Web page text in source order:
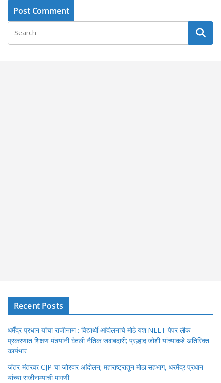
Recent Posts
धर्मेंद्र प्रधान यांचा राजीनामा : विद्यार्थी आंदोलनाचे मोठे यश NEET पेपर लीक
प्रकरणात शिक्षण मंत्र्यांनी घेतली नैतिक जबाबदारी; प्रल्हाद जोशी यांच्याकडे अतिरिक्त
कार्यभार
जंतर-मंतरवर CJP चा जोरदार आंदोलन; महाराष्ट्रातून मोठा सहभाग, धरमेंद्र प्रधान
यांच्या राजीनाम्याची मागणी